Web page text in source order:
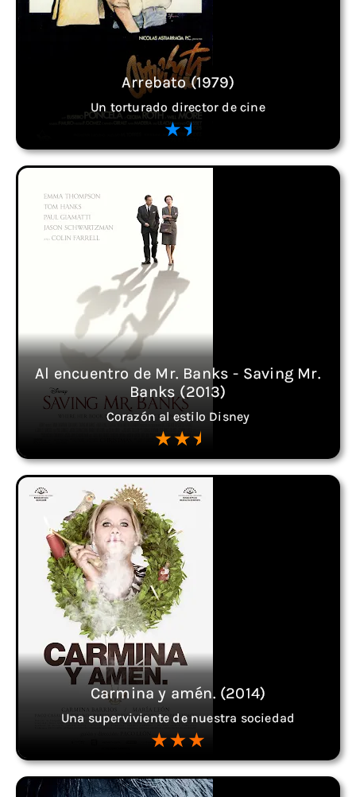
Arrebato (1979)
Un torturado director de cine
Al encuentro de Mr. Banks - Saving Mr.
Banks (2013)
Corazón al estilo Disney
Carmina y amén. (2014)
Una superviviente de nuestra sociedad